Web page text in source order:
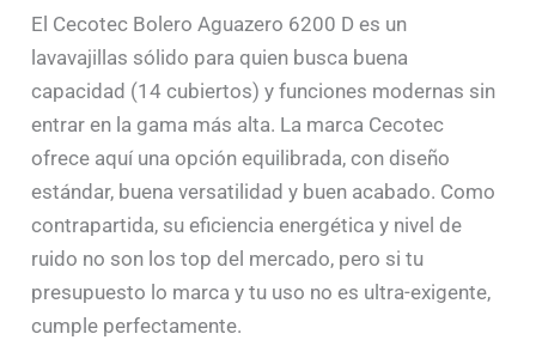
El Cecotec Bolero Aguazero 6200 D es un
lavavajillas sólido para quien busca buena
capacidad (14 cubiertos) y funciones modernas sin
entrar en la gama más alta. La marca Cecotec
ofrece aquí una opción equilibrada, con diseño
estándar, buena versatilidad y buen acabado. Como
contrapartida, su eficiencia energética y nivel de
ruido no son los top del mercado, pero si tu
presupuesto lo marca y tu uso no es ultra-exigente,
cumple perfectamente.